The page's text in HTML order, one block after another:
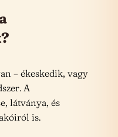
– ékeskedik, vagy
A
látványa, és
is.